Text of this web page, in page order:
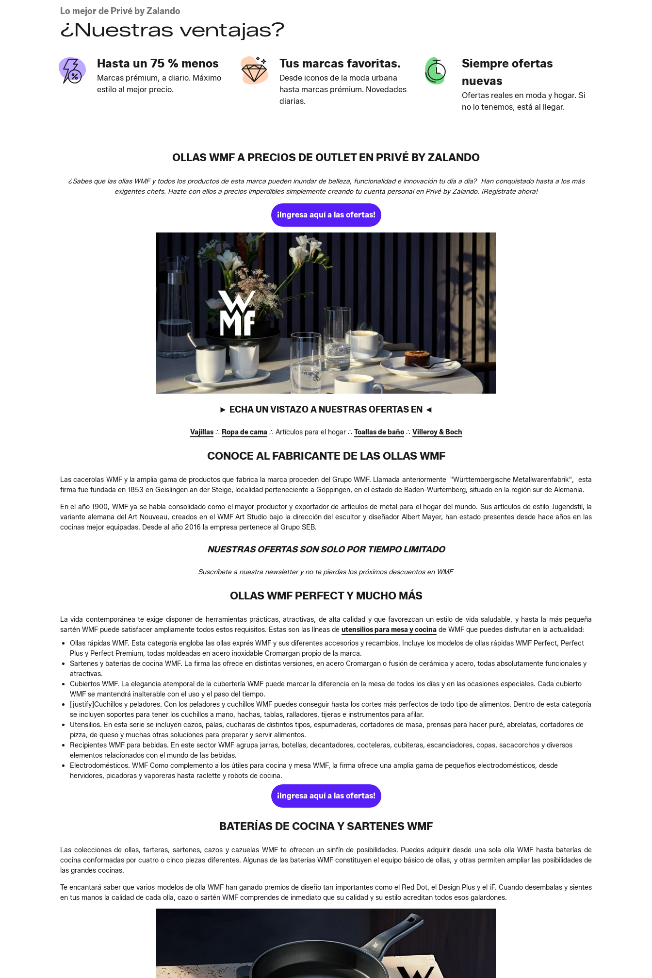
Lo mejor de Privé by Zalando
¿Nuestras ventajas?
Hasta un 75 % menos
Marcas prémium, a diario. Máximo
estilo al mejor precio.
Tus marcas favoritas.
Desde iconos de la moda urbana
hasta marcas prémium. Novedades
diarias.
Siempre ofertas
nuevas
Ofertas reales en moda y hogar. Si
no lo tenemos, está al llegar.
OLLAS WMF A PRECIOS DE OUTLET EN PRIVÉ BY ZALANDO
¿Sabes que las ollas WMF y todos los productos de esta marca pueden inundar de belleza, funcionalidad e innovación tu día a día? Han conquistado hasta a los más
exigentes chefs. Hazte con ellos a precios imperdibles simplemente creando tu cuenta personal en Privé by Zalando. ¡Regístrate ahora!
¡Ingresa aquí a las ofertas!
► ECHA UN VISTAZO A NUESTRAS OFERTAS EN ◄
Vajillas∴ Ropa de cama∴ Artículos para el hogar ∴ Toallas de baño∴ Villeroy & Boch
CONOCE AL FABRICANTE DE LAS OLLAS WMF
Las cacerolas WMF y la amplia gama de productos que fabrica la marca proceden del Grupo WMF. Llamada anteriormente "Württembergische Metallwarenfabrik", esta
firma fue fundada en 1853 en Geislingen an der Steige, localidad perteneciente a Göppingen, en el estado de Baden-Wurtemberg, situado en la región sur de Alemania.
En el año 1900, WMF ya se había consolidado como el mayor productor y exportador de artículos de metal para el hogar del mundo. Sus artículos de estilo Jugendstil, la
variante alemana del Art Nouveau, creados en el WMF Art Studio bajo la dirección del escultor y diseñador Albert Mayer, han estado presentes desde hace años en las
cocinas mejor equipadas. Desde al año 2016 la empresa pertenece al Grupo SEB.
NUESTRAS OFERTAS SON SOLO POR TIEMPO LIMITADO
Suscríbete a nuestra newsletter y no te pierdas los próximos descuentos en WMF
OLLAS WMF PERFECT Y MUCHO MÁS
La vida contemporánea te exige disponer de herramientas prácticas, atractivas, de alta calidad y que favorezcan un estilo de vida saludable, y hasta la más pequeña
sartén WMF puede satisfacer ampliamente todos estos requisitos. Estas son las líneas de utensilios para mesa y cocina de WMF que puedes disfrutar en la actualidad:
Ollas rápidas WMF. Esta categoría engloba las ollas exprés WMF y sus diferentes accesorios y recambios. Incluye los modelos de ollas rápidas WMF Perfect, Perfect
Plus y Perfect Premium, todas moldeadas en acero inoxidable Cromargan propio de la marca.
Sartenes y baterías de cocina WMF. La firma las ofrece en distintas versiones, en acero Cromargan o fusión de cerámica y acero, todas absolutamente funcionales y
atractivas.
Cubiertos WMF. La elegancia atemporal de la cubertería WMF puede marcar la diferencia en la mesa de todos los días y en las ocasiones especiales. Cada cubierto
WMF se mantendrá inalterable con el uso y el paso del tiempo.
[justify]Cuchillos y peladores. Con los peladores y cuchillos WMF puedes conseguir hasta los cortes más perfectos de todo tipo de alimentos. Dentro de esta categoría
se incluyen soportes para tener los cuchillos a mano, hachas, tablas, ralladores, tijeras e instrumentos para afilar.
Utensilios. En esta serie se incluyen cazos, palas, cucharas de distintos tipos, espumaderas, cortadores de masa, prensas para hacer puré, abrelatas, cortadores de
pizza, de queso y muchas otras soluciones para preparar y servir alimentos.
Recipientes WMF para bebidas. En este sector WMF agrupa jarras, botellas, decantadores, cocteleras, cubiteras, escanciadores, copas, sacacorchos y diversos
elementos relacionados con el mundo de las bebidas.
Electrodomésticos. WMF Como complemento a los útiles para cocina y mesa WMF, la firma ofrece una amplia gama de pequeños electrodomésticos, desde
hervidores, picadoras y vaporeras hasta raclette y robots de cocina.
¡Ingresa aquí a las ofertas!
BATERÍAS DE COCINA Y SARTENES WMF
Las colecciones de ollas, tarteras, sartenes, cazos y cazuelas WMF te ofrecen un sinfín de posibilidades. Puedes adquirir desde una sola olla WMF hasta baterías de
cocina conformadas por cuatro o cinco piezas diferentes. Algunas de las baterías WMF constituyen el equipo básico de ollas, y otras permiten ampliar las posibilidades de
las grandes cocinas.
Te encantará saber que varios modelos de olla WMF han ganado premios de diseño tan importantes como el Red Dot, el Design Plus y el iF. Cuando desembalas y sientes
en tus manos la calidad de cada olla, cazo o sartén WMF comprendes de inmediato que su calidad y su estilo acreditan todos esos galardones.